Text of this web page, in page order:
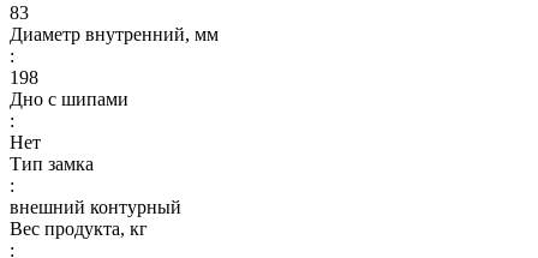
83
Диаметр внутренний, мм
:
198
Дно с шипами
:
Нет
Тип замка
:
внешний контурный
Вес продукта, кг
: